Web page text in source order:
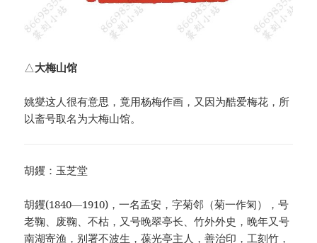
△大梅山馆
姚燮这人很有意思，竟用杨梅作画，又因为酷爱梅花，所
以斋号取名为大梅山馆。
胡钁：玉芝堂
胡钁(1840—1910)，一名孟安，字菊邻（菊一作匊），号
老鞠、废鞠、不枯，又号晚翠亭长、竹外外史，晚年又号
南湖寄渔，别署不波生，葆光亭主人，善治印，工刻竹，